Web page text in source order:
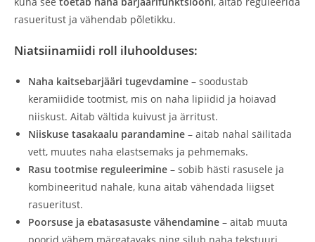
rasueritust ja vähendab põletikku.
Niatsiinamiidi roll iluhoolduses:
Naha kaitsebarjääri tugevdamine – soodustab
keramiidide tootmist, mis on naha lipiidid ja hoiavad
niiskust. Aitab vältida kuivust ja ärritust.
Niiskuse tasakaalu parandamine – aitab nahal säilitada
vett, muutes naha elastsemaks ja pehmemaks.
Rasu tootmise reguleerimine – sobib hästi rasusele ja
kombineeritud nahale, kuna aitab vähendada liigset
rasueritust.
Poorsuse ja ebatasasuste vähendamine – aitab muuta
poorid vähem märgatavaks ning silub naha tekstuuri.